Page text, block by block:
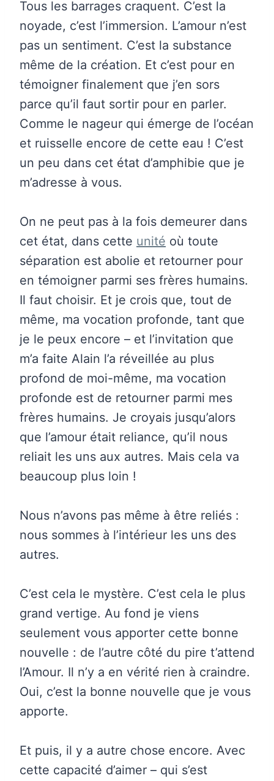
Tous les barrages craquent. C’est la
noyade, c’est l’immersion. L’amour n’est
pas un sentiment. C’est la substance
même de la création. Et c’est pour en
témoigner finalement que j’en sors
parce qu’il faut sortir pour en parler.
Comme le nageur qui émerge de l’océan
et ruisselle encore de cette eau ! C’est
un peu dans cet état d’amphibie que je
m’adresse à vous.
On ne peut pas à la fois demeurer dans
cet état, dans cette unité où toute
séparation est abolie et retourner pour
en témoigner parmi ses frères humains.
Il faut choisir. Et je crois que, tout de
même, ma vocation profonde, tant que
je le peux encore – et l’invitation que
m’a faite Alain l’a réveillée au plus
profond de moi-même, ma vocation
profonde est de retourner parmi mes
frères humains. Je croyais jusqu’alors
que l’amour était reliance, qu’il nous
reliait les uns aux autres. Mais cela va
beaucoup plus loin !
Nous n’avons pas même à être reliés :
nous sommes à l’intérieur les uns des
autres.
C’est cela le mystère. C’est cela le plus
grand vertige. Au fond je viens
seulement vous apporter cette bonne
nouvelle : de l’autre côté du pire t’attend
l’Amour. Il n’y a en vérité rien à craindre.
Oui, c’est la bonne nouvelle que je vous
apporte.
Et puis, il y a autre chose encore. Avec
cette capacité d’aimer – qui s’est